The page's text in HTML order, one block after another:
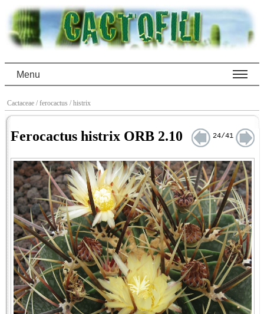
Menu
Cactaceae / ferocactus / histrix
Ferocactus histrix ORB 2.10 24/41